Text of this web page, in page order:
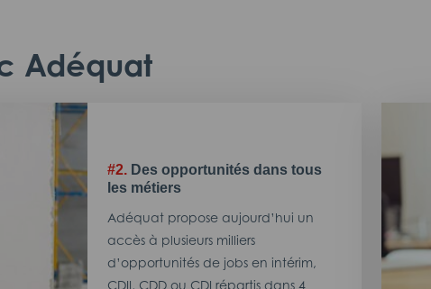
Adéquat
#2. Des opportunités dans tous
les métiers
Adéquat propose aujourd’hui un
accès à plusieurs milliers
d’opportunités de jobs en intérim,
CDII, CDD ou CDI répartis dans 4